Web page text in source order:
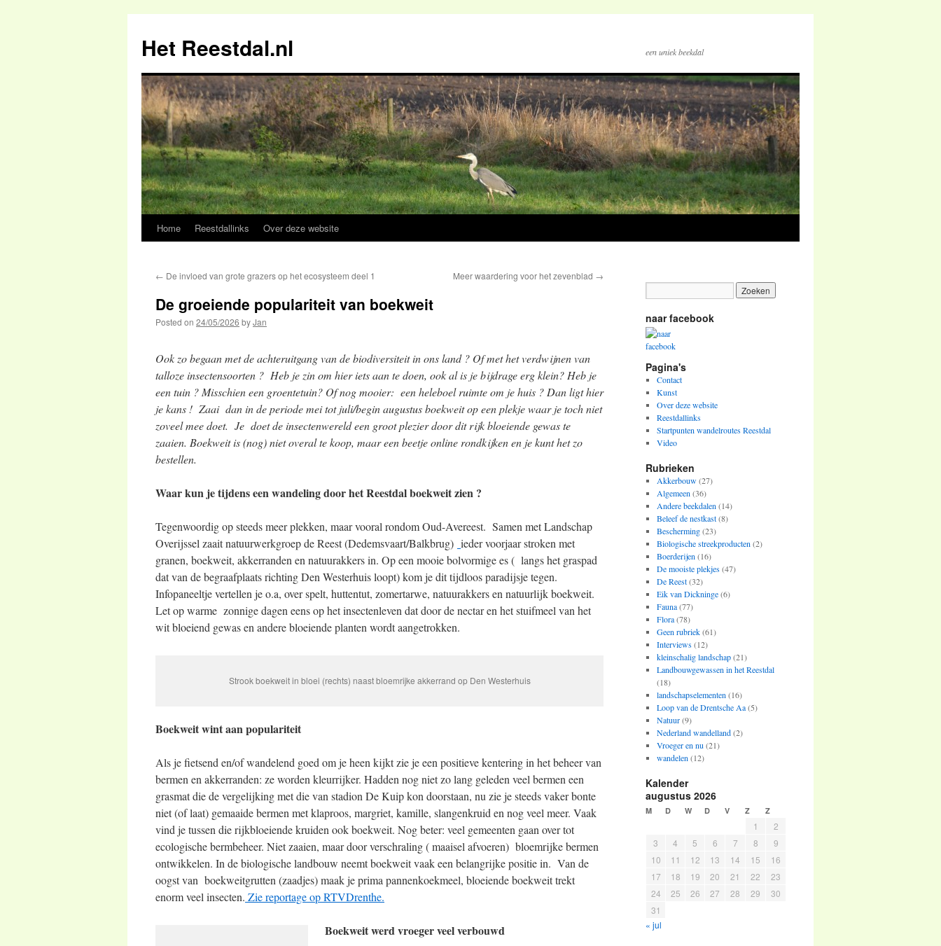
Het Reestdal.nl een uniek beekdal
Skip
content
Home Reestdallinks Over deze website
← De invloed van grote grazers op het ecosysteem deel 1 Meer waardering voor het zevenblad →
De groeiende populariteit van boekweit
Posted on 24/05/2026 byJan
Ook zo begaan met de achteruitgang van de biodiversiteit in ons land ? Of met het verdwijnen van
talloze insectensoorten ? Heb je zin om hier iets aan te doen, ook al is je bijdrage erg klein? Heb je
een tuin ? Misschien een groentetuin? Of nog mooier: een heleboel ruimte om je huis ? Dan ligt hier
je kans ! Zaai dan in de periode mei tot juli/begin augustus boekweit op een plekje waar je toch niet
zoveel mee doet. Je doet de insectenwereld een groot plezier door dit rijk bloeiende gewas te
zaaien. Boekweit is (nog) niet overal te koop, maar een beetje online rondkijken en je kunt het zo
bestellen.
Waar kun je tijdens een wandeling door het Reestdal boekweit zien ?
Tegenwoordig op steeds meer plekken, maar vooral rondom Oud-Avereest. Samen met Landschap
Overijssel zaait natuurwerkgroep de Reest (Dedemsvaart/Balkbrug) ieder voorjaar stroken met
granen, boekweit, akkerranden en natuurakkers in. Op een mooie bolvormige es ( langs het graspad
dat van de begraafplaats richting Den Westerhuis loopt) kom je dit tijdloos paradijsje tegen.
Infopaneeltje vertellen je o.a, over spelt, huttentut, zomertarwe, natuurakkers en natuurlijk boekweit.
Let op warme zonnige dagen eens op het insectenleven dat door de nectar en het stuifmeel van het
wit bloeiend gewas en andere bloeiende planten wordt aangetrokken.
Strook boekweit in bloei (rechts) naast bloemrijke akkerrand op Den Westerhuis
Boekweit wint aan populariteit
Als je fietsend en/of wandelend goed om je heen kijkt zie je een positieve kentering in het beheer van
bermen en akkerranden: ze worden kleurrijker. Hadden nog niet zo lang geleden veel bermen een
grasmat die de vergelijking met die van stadion De Kuip kon doorstaan, nu zie je steeds vaker bonte
niet (of laat) gemaaide bermen met klaproos, margriet, kamille, slangenkruid en nog veel meer. Vaak
vind je tussen die rijkbloeiende kruiden ook boekweit. Nog beter: veel gemeenten gaan over tot
ecologische bermbeheer. Niet zaaien, maar door verschraling ( maaisel afvoeren) bloemrijke bermen
ontwikkelen. In de biologische landbouw neemt boekweit vaak een belangrijke positie in. Van de
oogst van boekweitgrutten (zaadjes) maak je prima pannenkoekmeel, bloeiende boekweit trekt
enorm veel insecten. Zie reportage op RTVDrenthe.
Boekweit werd vroeger veel verbouwd
naar facebook
Pagina's
Contact
Kunst
Over deze website
Reestdallinks
Startpunten wandelroutes Reestdal
Video
Rubrieken
Akkerbouw(27)
Algemeen (36)
Andere beekdalen (14)
Beleef de nestkast(8)
Bescherming(23)
Biologische streekproducten (2)
Boerderijen (16)
De mooiste plekjes(47)
De Reest(32)
Eik van Dickninge(6)
Fauna(77)
Flora(78)
Geen rubriek(61)
Interviews(12)
kleinschalig landschap(21)
Landbouwgewassen in het Reestdal
(18)
landschapselementen (16)
Loop van de Drentsche Aa(5)
Natuur(9)
Nederland wandelland(2)
Vroeger en nu (21)
wandelen (12)
Kalender
augustus 2026
M D W D V Z Z
« jul
1
2
3
4 5 6 7 8
9
10
11 12 13 14 15
16
17
18 19 20 21 22
23
24
25 26 27 28 29
30
31